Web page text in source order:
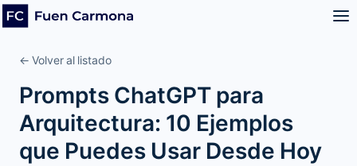
← Volver al listado
Prompts ChatGPT para
Arquitectura: 10 Ejemplos
que Puedes Usar Desde Hoy